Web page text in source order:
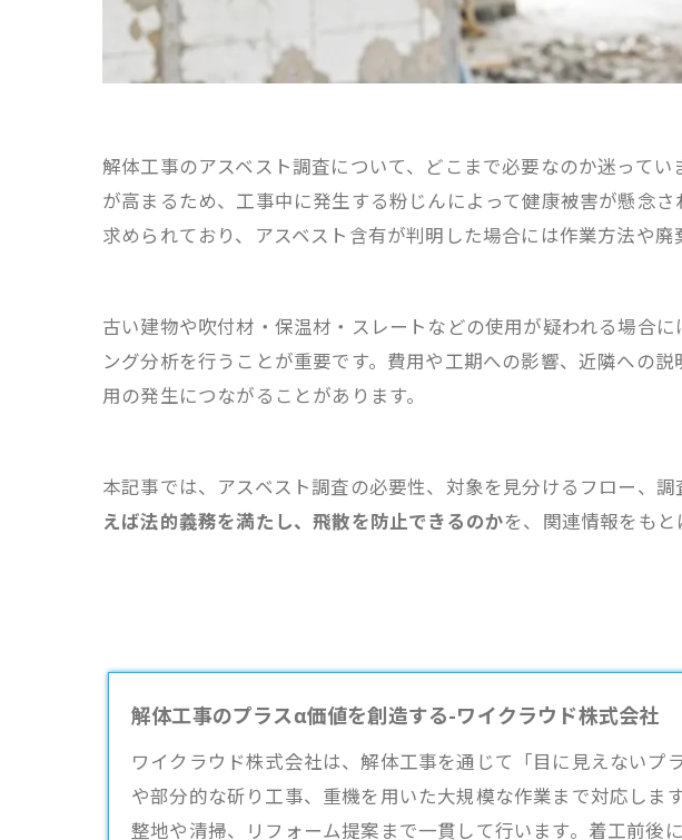
解体工事のアスベスト調査について、どこまで必要なのか迷って
が高まるため、工事中に発生する粉じんによって健康被害が懸念
求められており、アスベスト含有が判明した場合には作業方法や
古い建物や吹付材・保温材・スレートなどの使用が疑われる場合
ング分析を行うことが重要です。費用や工期への影響、近隣への
用の発生につながることがあります。
本記事では、アスベスト調査の必要性、対象を見分けるフロー、
えば法的義務を満たし、飛散を防止できるのかを、関連情報をもと
解体工事のプラスα価値を創造する-ワイクラウド株式会社
ワイクラウド株式会社は、解体工事を通じて「目に見えないプ
や部分的な斫り工事、重機を用いた大規模な作業まで対応し
整地や清掃、リフォーム提案まで一貫して行います。着工前後